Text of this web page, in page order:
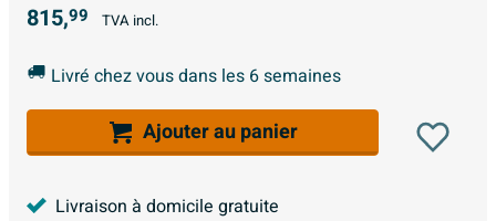
815,99 TVA incl.
Livré chez vous dans les 6 semaines
Ajouter au panier
Livraison à domicile gratuite